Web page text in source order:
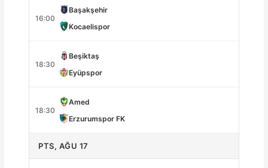
16:00
Başakşehir
Kocaelispor
18:30
Beşiktaş
Eyüpspor
18:30
Amed
Erzurumspor FK
PTS, AĞU 17